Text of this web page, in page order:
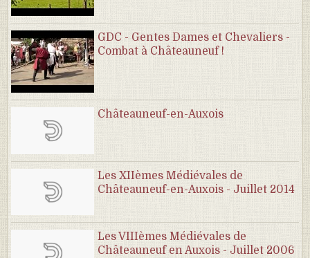
GDC - Gentes Dames et Chevaliers -
Combat à Châteauneuf !
Châteauneuf-en-Auxois
Les XIIèmes Médiévales de
Châteauneuf-en-Auxois - Juillet 2014
Les VIIIèmes Médiévales de
Châteauneuf en Auxois - Juillet 2006